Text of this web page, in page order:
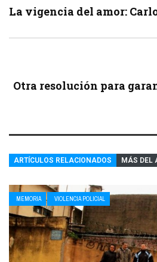
La vigencia del amor:
Otra resolución para
ARTÍCULOS RELACIONADOS MÁS DEL
MEMORIA VIOLENCIA POLICIAL